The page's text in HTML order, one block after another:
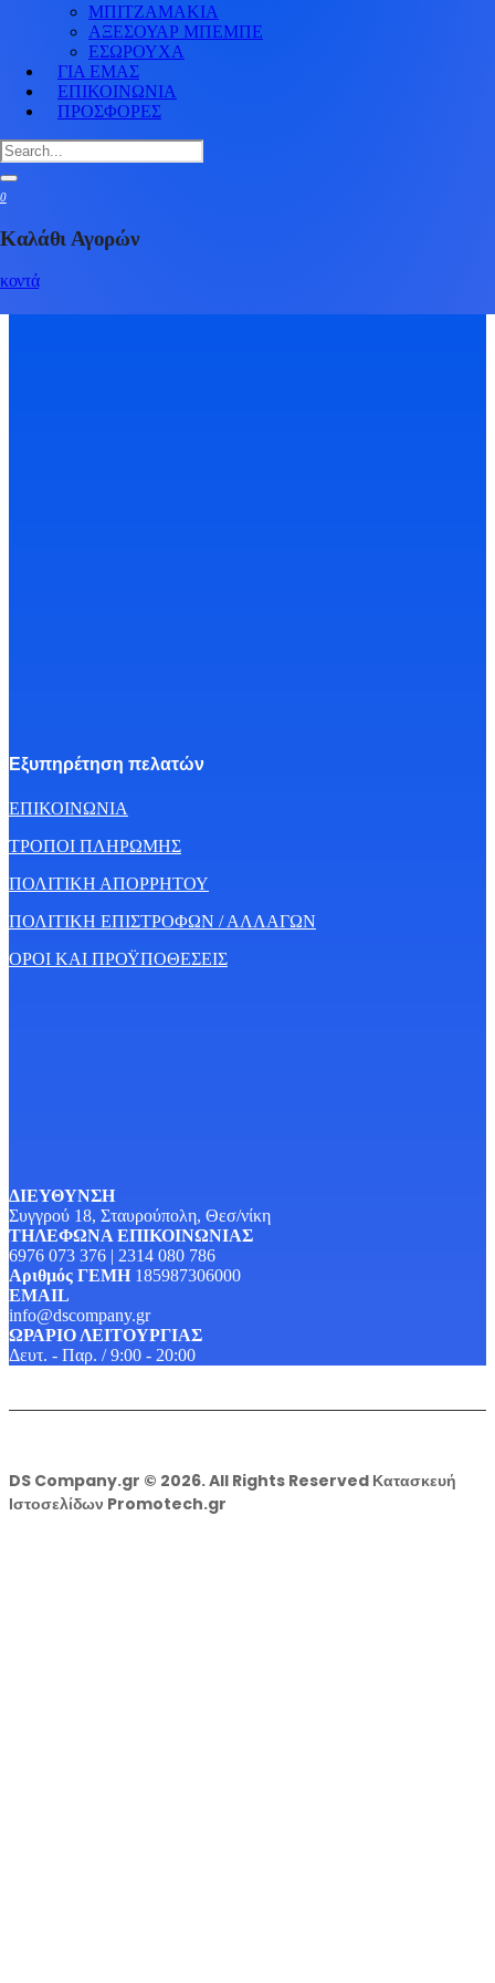
ΜΠΙΤΖΑΜΑΚΙΑ
ΑΞΕΣΟΥΑΡ ΜΠΕΜΠΕ
ΕΣΩΡΟΥΧΑ
ΓΙΑ ΕΜΑΣ
ΕΠΙΚΟΙΝΩΝΙΑ
ΠΡΟΣΦΟΡΕΣ
0
Καλάθι Αγορών
κοντά
Εμφάνισηall 9Προϊόντων
Εξυπηρέτηση πελατών
ΕΠΙΚΟΙΝΩΝΙΑ
ΤΡΟΠΟΙ ΠΛΗΡΩΜΗΣ
ΠΟΛΙΤΙΚΗ ΑΠΟΡΡΗΤΟΥ
ΠΟΛΙΤΙΚΗ ΕΠΙΣΤΡΟΦΩΝ / ΑΛΛΑΓΩΝ
ΟΡΟΙ ΚΑΙ ΠΡΟΫΠΟΘΕΣΕΙΣ
ΔΙΕΥΘΥΝΣΗ
Συγγρού 18, Σταυρούπολη, Θεσ/νίκη
ΤΗΛΕΦΩΝΑ ΕΠΙΚΟΙΝΩΝΙΑΣ
6976 073 376 | 2314 080 786
Αριθμός ΓΕΜΗ 185987306000
EMAIL
info@dscompany.gr
ΩΡΑΡΙΟ ΛΕΙΤΟΥΡΓΙΑΣ
Δευτ. - Παρ. / 9:00 - 20:00
DS Company.gr © 2026. All Rights Reserved Κατασκευή
Ιστοσελίδων Promotech.gr